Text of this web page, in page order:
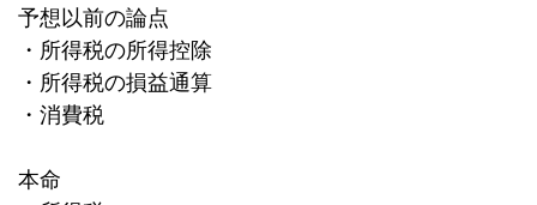
予想以前の論点
・所得税の所得控除
・所得税の損益通算
・消費税
本命